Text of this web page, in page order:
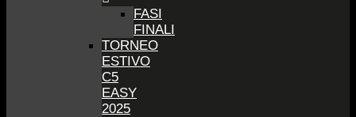
FASI
FINALI
TORNEO
ESTIVO
C5
EASY
2025